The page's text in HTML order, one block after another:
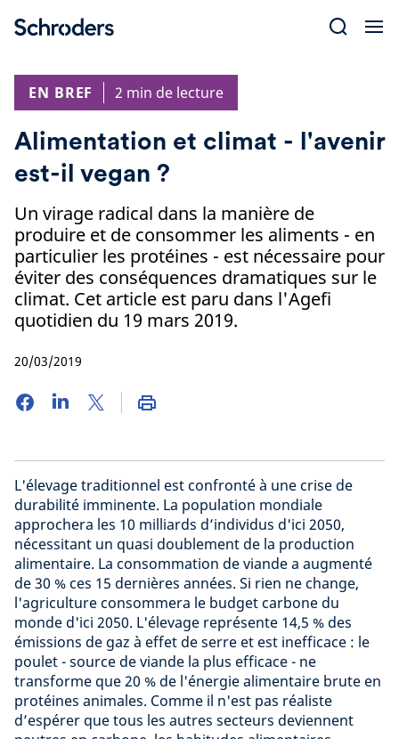
EN BREF
2 min de lecture
Alimentation et climat - l'avenir
est-il vegan ?
Un virage radical dans la manière de
produire et de consommer les aliments - en
particulier les protéines - est nécessaire pour
éviter des conséquences dramatiques sur le
climat. Cet article est paru dans l'Agefi
quotidien du 19 mars 2019.
20/03/2019
L'élevage traditionnel est confronté à une crise de
durabilité imminente. La population mondiale
approchera les 10 milliards d’individus d'ici 2050,
nécessitant un quasi doublement de la production
alimentaire. La consommation de viande a augmenté
de 30 % ces 15 dernières années. Si rien ne change,
l'agriculture consommera le budget carbone du
monde d'ici 2050. L'élevage représente 14,5 % des
émissions de gaz à effet de serre et est inefficace : le
poulet - source de viande la plus efficace - ne
transforme que 20 % de l'énergie alimentaire brute en
protéines animales. Comme il n'est pas réaliste
d’espérer que tous les autres secteurs deviennent